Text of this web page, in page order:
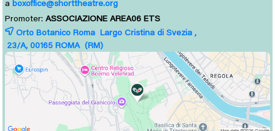
a boxoffice@shorttheatre.org
Promoter: ASSOCIAZIONE AREA06 ETS
Orto Botanico Roma Largo Cristina di Svezia ,
23/A, 00165 ROMA (RM)